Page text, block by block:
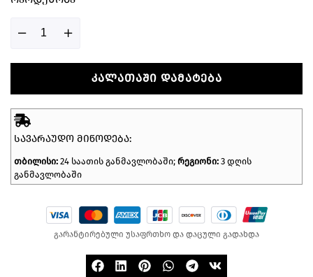
ᲙᲐᲚᲐᲗᲐᲨᲘ ᲓᲐᲛᲐᲢᲔᲑᲐ
ᲡᲐᲕᲐᲠᲐᲣᲓᲝ ᲛᲘᲬᲝᲓᲔᲑᲐ:
თბილისი: 24 საათის განმავლობაში; რეგიონი: 3 დღის
განმავლობაში
გარანტირებული უსაფრთხო და დაცული გადახდა